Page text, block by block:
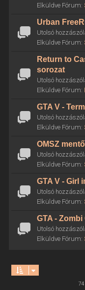
Elküldve Fórum:
Urban
Utolsó
Elküldve Fórum:
Return to
sorozat
Utolsó
Elküldve Fórum:
GTA V -
Utolsó
Elküldve Fórum:
OMSZ
Utolsó
Elküldve Fórum:
GTA V - Girl
Utolsó
Elküldve Fórum:
GTA - Zombi
Utolsó
Elküldve Fórum: